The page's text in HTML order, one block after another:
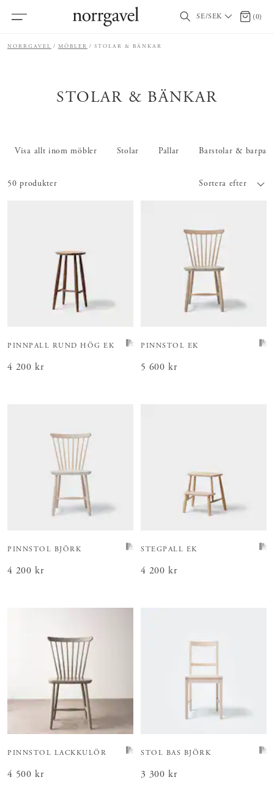
SE/SEK 0 (0)
NORRGAVEL MÖBLER STOLAR & BÄNKAR
STOLAR & BÄNKAR
Visa allt inom möbler Stolar Pallar Barstolar &
50 produkter Sortera efter
PINNPALL RUND HÖG EK
Pris:4 200 kr
4 200 kr
PINNSTOL EK
Pris:5 600 kr
5 600 kr
PINNSTOL BJÖRK
Pris:4 200 kr
4 200 kr
STEGPALL EK
Pris:4 200 kr
4 200 kr
PINNSTOL LACKKULÖR
Pris:4 500 kr
4 500 kr
STOL BAS BJÖRK
Pris:3 300 kr
3 300 kr